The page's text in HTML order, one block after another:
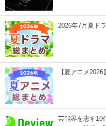
2026年7月夏ド
【夏アニメ
芸能界を志す10